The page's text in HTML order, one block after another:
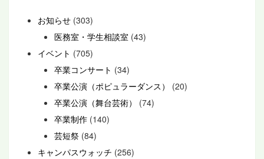
お知らせ (303)
医務室・学生相談室 (43)
イベント (705)
卒業コンサート (34)
卒業公演（ポピュラーダンス）
(20)
卒業公演（舞台芸術）
(74)
卒業制作 (140)
芸短祭 (84)
キャンパスウォッチ (256)